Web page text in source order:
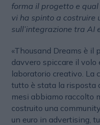
forma il progetto e
vi ha spinto a
sull’integrazione tra AI
«Thousand Dreams è il
davvero spiccare il volo
laboratorio creativo. La
tutto è stata la risposta
mesi abbiamo raccolto
costruito una
un euro in advertising,